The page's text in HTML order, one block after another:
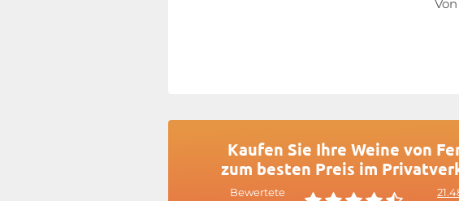
im Weinberg – Entknospen, Entlauben,
Weitere Informationen finden Sie auf der Website
Kaufen Sie Ihre Weine von
zum besten Preis im
Bewertete